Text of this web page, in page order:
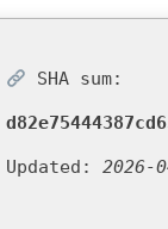
SHA sum:
Updated: 2026-